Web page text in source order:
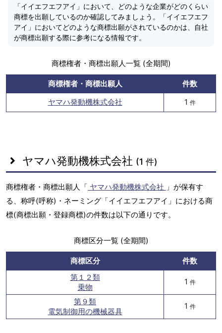
「イイエフエフアイ」において、どのような企業がどのくらい
商標を出願しているのか確認してみましょう。「イイエフエフ
アイ」においてどのような商標出願がされているのかは、自社
が商標出願する際に参考になる情報です。
商標権者・商標出願人一覧 (全期間)
商標権者・商標出願人
件数
ヤマハ発動機株式会社
1 件
ヤマハ発動機株式会社 (1 件)
商標権者・商標出願人「 ヤマハ発動機株式会社 」が保有す
る、称呼(呼称)・ネーミング「イイエフエフアイ」における商
標(商標出願・登録商標)の件数は以下の通りです。
商標区分一覧 (全期間)
商標区分
件数
第１２類
乗物
1 件
第９類
電気制御用の機械器具
1 件